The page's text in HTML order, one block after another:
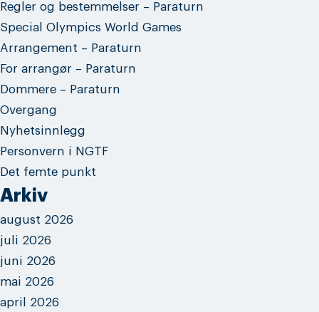
Regler og bestemmelser – Paraturn
Special Olympics World Games
Arrangement – Paraturn
For arrangør – Paraturn
Dommere – Paraturn
Overgang
Nyhetsinnlegg
Personvern i NGTF
Det femte punkt
Arkiv
august 2026
juli 2026
juni 2026
mai 2026
april 2026